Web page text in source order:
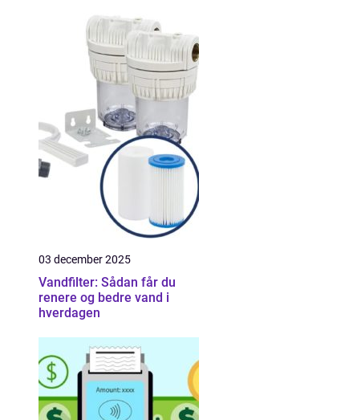
03 december 2025
Vandfilter: Sådan får du
renere og bedre vand i
hverdagen